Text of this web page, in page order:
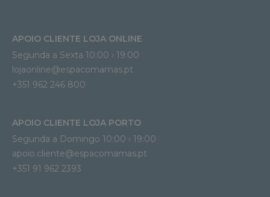
APOIO CLIENTE LOJA ONLINE
Segunda a Sexta 10:00 › 19:00
lojaonline@espacomamas.pt
+351 962 246 800
APOIO CLIENTE LOJA PORTO
Segunda a Domingo 10:00 › 19:00
apoio.cliente@espacomamas.pt
+351 91 962 2393